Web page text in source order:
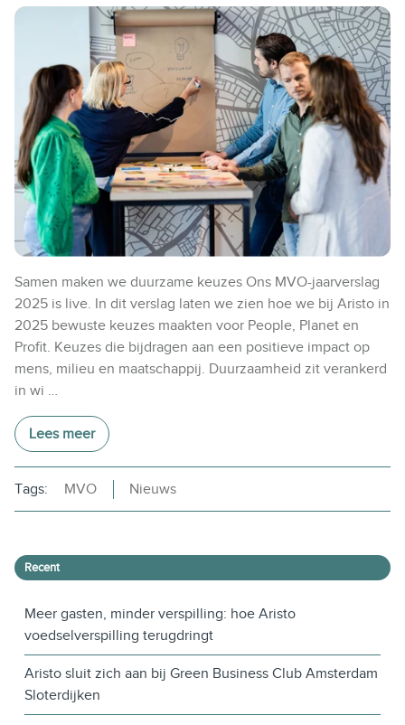
Samen maken we duurzame keuzes Ons MVO-jaarverslag
2025 is live. In dit verslag laten we zien hoe we bij Aristo in
2025 bewuste keuzes maakten voor People, Planet en
Profit. Keuzes die bijdragen aan een positieve impact op
mens, milieu en maatschappij. Duurzaamheid zit verankerd
in wi …
Lees meer
Tags: MVO Nieuws
Recent
Meer gasten, minder verspilling: hoe Aristo
voedselverspilling terugdringt
Aristo sluit zich aan bij Green Business Club Amsterdam
Sloterdijken